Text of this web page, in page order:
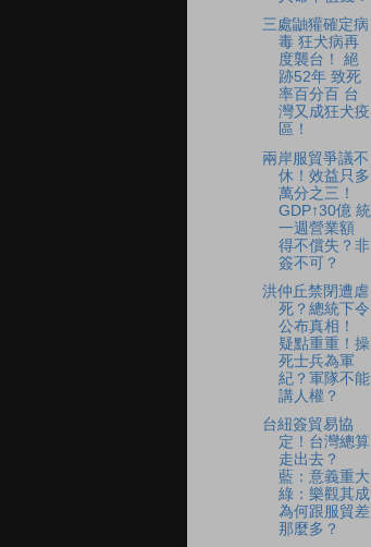
三處鼬獾確定病
毒 狂犬病再
度襲台！ 絕
跡52年 致死
率百分百 台
灣又成狂犬疫
區！
兩岸服貿爭議不
休！效益只多
萬分之三！
GDP↑30億 統
一週營業額
得不償失？非
簽不可？
洪仲丘禁閉遭虐
死？總統下令
公布真相！
疑點重重！操
死士兵為軍
紀？軍隊不能
講人權？
台紐簽貿易協
定！台灣總算
走出去？
藍：意義重大
綠：樂觀其成
為何跟服貿差
那麼多？